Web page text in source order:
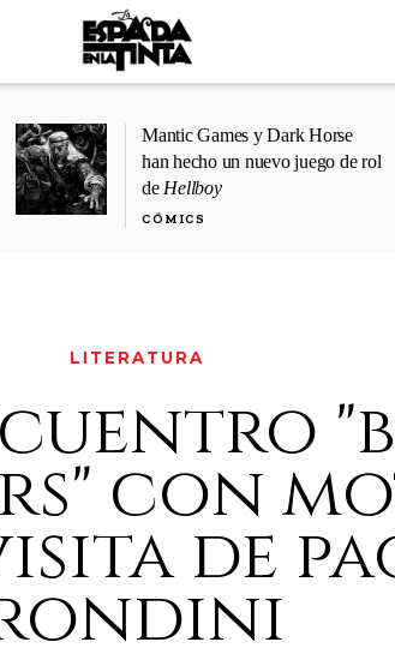
Mantic Games y Dark Horse
han hecho un nuevo juego de rol
de Hellboy
CÓMICS
LITERATURA
con
de